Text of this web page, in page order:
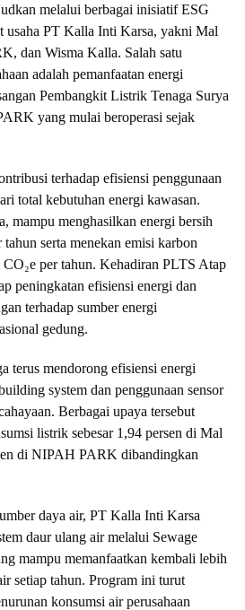
melalui berbagai inisiatif ESG
usaha PT Kalla Inti Karsa, yakni Mal
dan Wisma Kalla. Salah satu
adalah pemanfaatan energi
Pembangkit Listrik Tenaga Surya
yang mulai beroperasi sejak
terhadap efisiensi penggunaan
total kebutuhan energi kawasan.
mampu menghasilkan energi bersih
serta menekan emisi karbon
per tahun. Kehadiran PLTS Atap
peningkatan efisiensi energi dan
terhadap sumber energi
gedung.
terus mendorong efisiensi energi
system dan penggunaan sensor
Berbagai upaya tersebut
listrik sebesar 1,94 persen di Mal
di NIPAH PARK dibandingkan
daya air, PT Kalla Inti Karsa
daur ulang air melalui Sewage
mampu memanfaatkan kembali lebih
setiap tahun. Program ini turut
konsumsi air perusahaan